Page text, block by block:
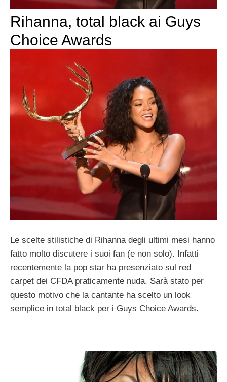
Rihanna, total black ai Guys
Choice Awards
Le scelte stilistiche di Rihanna degli ultimi mesi hanno
fatto molto discutere i suoi fan (e non solo). Infatti
recentemente la pop star ha presenziato sul red
carpet dei CFDA praticamente nuda. Sarà stato per
questo motivo che la cantante ha scelto un look
semplice in total black per i Guys Choice Awards.